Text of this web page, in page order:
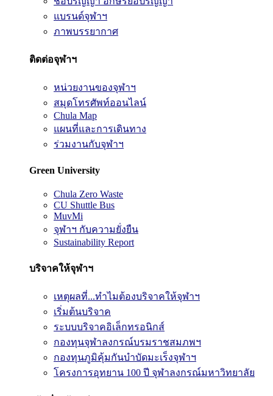
แบรนด์จุฬาฯ
ภาพบรรยากาศ
ติดต่อจุฬาฯ
หน่วยงานของจุฬาฯ
สมุดโทรศัพท์ออนไลน์
Chula Map
แผนที่และการเดินทาง
ร่วมงานกับจุฬาฯ
Green University
Chula Zero Waste
CU Shuttle Bus
MuvMi
จุฬาฯ กับความยั่งยืน
Sustainability Report
บริจาคให้จุฬาฯ
เหตุผลที่...ทำไมต้องบริจาคให้จุฬาฯ
เริ่มต้นบริจาค
ระบบบริจาคอิเล็กทรอนิกส์
กองทุนจุฬาลงกรณ์บรมราชสมภพฯ
กองทุนภูมิคุ้มกันบำบัดมะเร็งจุฬาฯ
โครงการอุทยาน 100 ปี จุฬาลงกรณ์มหาวิทยาลัย